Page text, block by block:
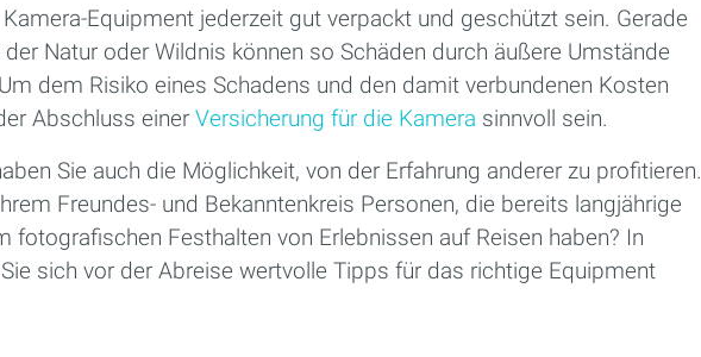
Equipment jederzeit gut verpackt und geschützt sein. Gerade
Natur oder Wildnis können so Schäden durch äußere Umstände
dem Risiko eines Schadens und den damit verbundenen Kosten
Abschluss einer Versicherung für die Kamera sinnvoll sein.
Sie auch die Möglichkeit, von der Erfahrung anderer zu profitieren.
Freundes- und Bekanntenkreis Personen, die bereits langjährige
fotografischen Festhalten von Erlebnissen auf Reisen haben? In
sich vor der Abreise wertvolle Tipps für das richtige Equipment